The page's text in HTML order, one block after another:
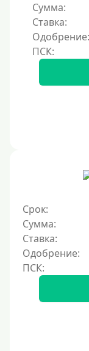
2 недели
15 дней
20 дней
30 дней без
100 дней
4 месяца
5 месяцев
На полгода
10 месяцев
Сумма:
Ставка:
Одобрение:
Срок:
Сумма:
Ставка:
Одобрение: